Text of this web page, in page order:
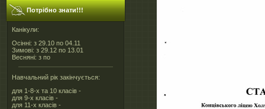
Потрібно знати!!!
Канікули:
Осінні: з 29.10 по 04.11
Зимові: з 29.12 по 13.01
Весняні: з по
Навчальний рік закінчується:
для 1-8-х та 10 класів -
для 9-х класів -
для 11-х класів -